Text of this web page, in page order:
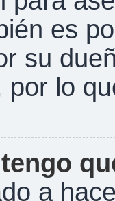
es
su
por lo
a